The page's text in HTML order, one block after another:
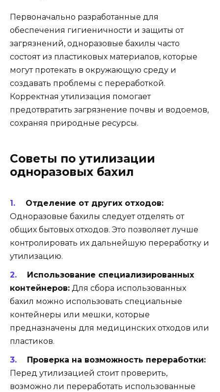
Первоначально разработанные для
обеспечения гигиеничности и защиты от
загрязнений, одноразовые бахилы часто
состоят из пластиковых материалов, которые
могут протекать в окружающую среду и
создавать проблемы с переработкой.
Корректная утилизация помогает
предотвратить загрязнение почвы и водоемов,
сохраняя природные ресурсы.
Советы по утилизации
одноразовых бахил
Отделение от других отходов:
Одноразовые бахилы следует отделять от
общих бытовых отходов. Это позволяет лучше
контролировать их дальнейшую переработку и
утилизацию.
Использование специализированных
контейнеров: Для сбора использованных
бахил можно использовать специальные
контейнеры или мешки, которые
предназначены для медицинских отходов или
пластиков.
Проверка на возможность переработки:
Перед утилизацией стоит проверить,
возможно ли переработать использованные